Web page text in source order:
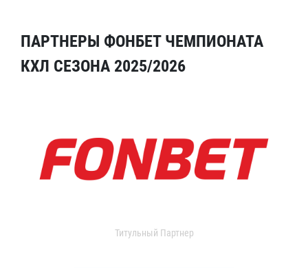
ПАРТНЕРЫ ФОНБЕТ ЧЕМПИОНАТА
КХЛ СЕЗОНА 2025/2026
Титульный Партнер